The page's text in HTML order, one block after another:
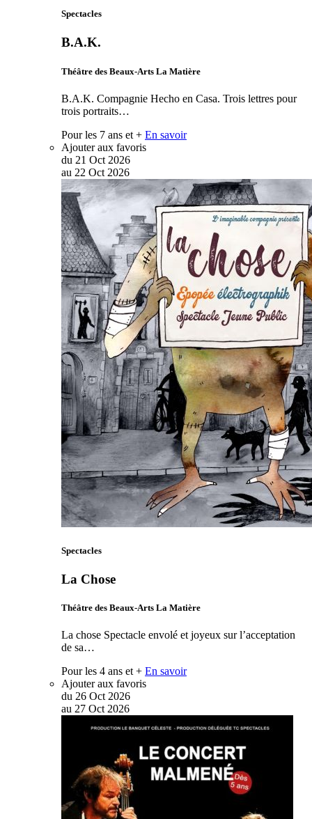
Spectacles
B.A.K.
Théâtre des Beaux-Arts La Matière
B.A.K. Compagnie Hecho en Casa. Trois lettres pour
trois portraits…
Pour les 7 ans et + En savoir
Ajouter aux favoris
du 21 Oct 2026
au 22 Oct 2026
Spectacles
La Chose
Théâtre des Beaux-Arts La Matière
La chose Spectacle envolé et joyeux sur l’acceptation
de sa…
Pour les 4 ans et + En savoir
Ajouter aux favoris
du 26 Oct 2026
au 27 Oct 2026